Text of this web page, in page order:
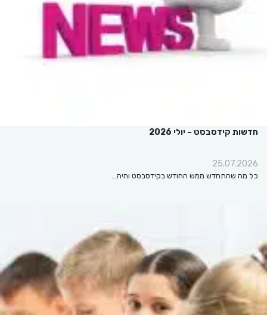
חדשות קידסבסט – יולי 2026
25.07.2026
כל מה שהתחדש ממש החודש בקידסבסט והיה…